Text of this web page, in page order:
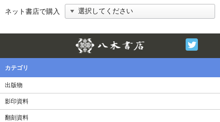
ネット書店で購入
カテゴリ
出版物
影印資料
翻刻資料